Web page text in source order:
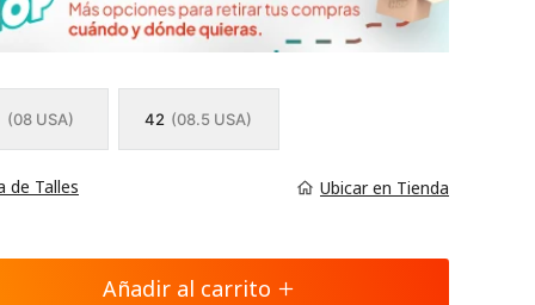
(08 USA) 42 (08.5 USA)
de Talles Ubicar en Tienda
Añadir al carrito